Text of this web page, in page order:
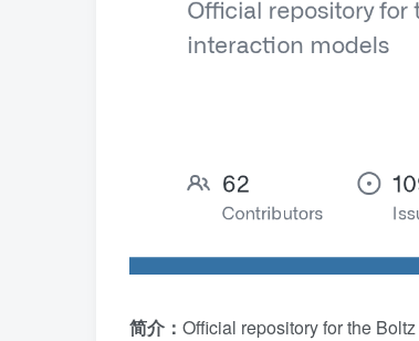
简介： Official repository for the